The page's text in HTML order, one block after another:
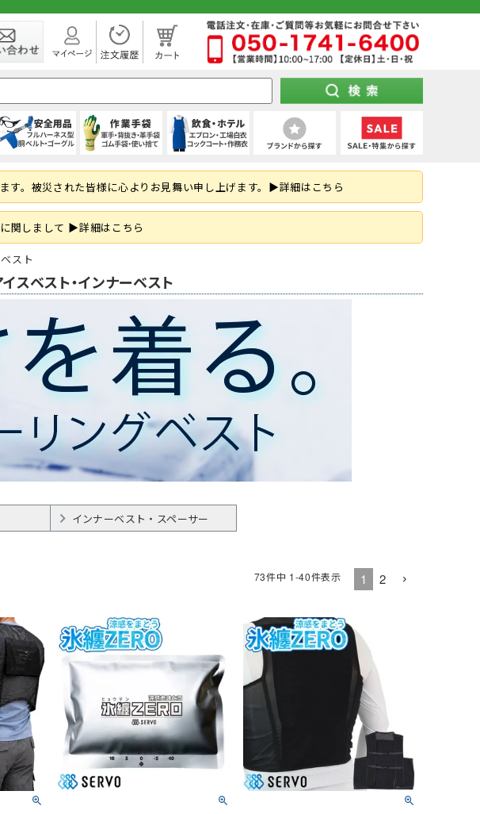
大きいサイズ
アイスパック (保冷剤)
インナーベスト・スペーサー
防寒ウェア
トレーナー
高視認性安全服
鳶服
大きいサイズ レディース
Tシャツ (半袖)
Tシャツ (長袖)
ジップアップシャツ (長袖)
(春夏) ワークシャツ (半袖)
(通年) 長袖シャツ
(冬用) 上下セット
レッグカバー
ヘッドキャップ
バッグ
マスク
軽作業帽
乗車兼用
紙帽子
防災面 (フェイスシールド)
保護メガネ
保護面・ゴーグル
熱中症対策グッズ
炉前・溶接作業
狭所作業
熱中症対策 (遮熱)
防寒
簡単調節
サンダル
紐なし（スリッポン）
オーバーシューズ
耐熱性
耐踏抜き
大きいサイズ 女性・子供用
レインシューズ
レインスーツ（上下セット）
胴ベルト型 (1丁掛け)
胴ベルト型 (2丁掛け)
傾斜面用 (ワークポジショニング)
安全ベスト・タスキ
腕章
防災面 (フェイスシールド)
滑り止めなし軍手
7ゲージ軍手 (厚手)
火元作業用軍手
使い捨て手袋 (使い切り手袋)
耐切創手袋
制電
低発塵・クリーンルーム用手袋
水産・漁業
食品加工業
品質管理用
介護・福祉業
帽子・キャップ・三角巾
ネクタイ・スカーフ
和風小物・履物・アクセサリー
衛生帽子(ケープ付き)
衛生帽子(ショートタイプ)
セブンユニフォーム
サーヴォ(Servo)
FACEMIX(ボンマックス)
トムス(TOMS)
和食・割烹向け
準備はお済ですか？防災用品特集！
まもる君のお得情報メディア
す。被災された皆様に心よりお見舞い申し上げます。▶詳細はこちら
関しまして ▶詳細はこちら
スト
スベスト・インナーベスト
インナーベスト・スペーサー
73件中 1-40件表示 1 2